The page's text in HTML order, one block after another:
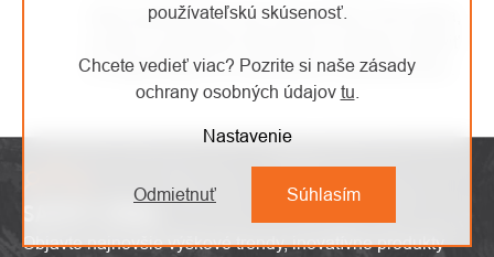
používateľskú skúsenosť.
Chcete vedieť viac? Pozrite si naše zásady
ochrany osobných údajov tu
Nastavenie
Odmietnuť Súhlasím
Vaša spokojnosť je pre nás prioritou číslo jedna,
čo najrýchlejšie as maximálnou starostlivosťou.
Objavte najnovšie výškové trendy, inovatívne produkty